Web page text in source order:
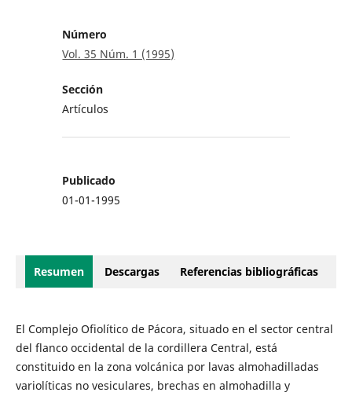
Número
Vol. 35 Núm. 1 (1995)
Sección
Artículos
Publicado
01-01-1995
Resumen Descargas Referencias bibliográficas
El Complejo Ofiolítico de Pácora, situado en el sector central
del flanco occidental de la cordillera Central, está
constituido en la zona volcánica por lavas almohadilladas
variolíticas no vesiculares, brechas en almohadilla y